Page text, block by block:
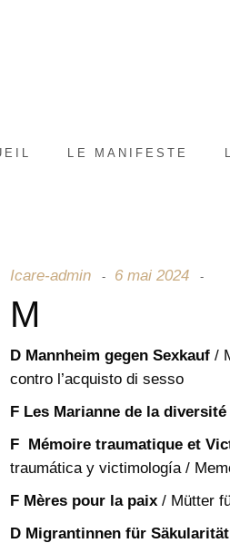
LE MANIFESTE
Icare-admin 6 mai 2024
M
D Mannheim gegen Sexkauf /
contro l’acquisto di sesso
F Les Marianne de la diversité
F Mémoire traumatique et
traumática y victimología /
F Mères pour la paix / Mütter
D Migrantinnen für